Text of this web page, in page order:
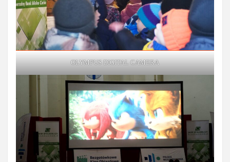
OLYMPUS DIGITAL CAMERA